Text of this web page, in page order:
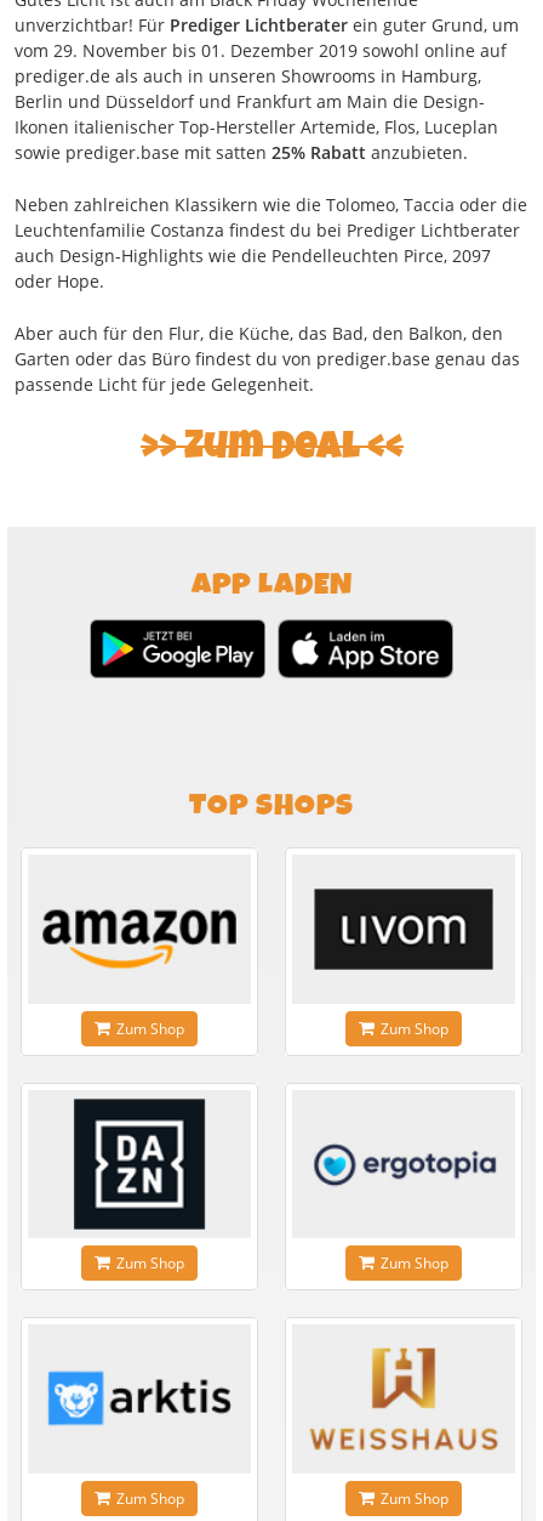
unverzichtbar! Für Prediger Lichtberater ein guter Grund, um
vom 29. November bis 01. Dezember 2019 sowohl online auf
prediger.de als auch in unseren Showrooms in Hamburg,
Berlin und Düsseldorf und Frankfurt am Main die Design-
Ikonen italienischer Top-Hersteller Artemide, Flos, Luceplan
sowie prediger.base mit satten 25% Rabatt anzubieten.
Neben zahlreichen Klassikern wie die Tolomeo, Taccia oder die
Leuchtenfamilie Costanza findest du bei Prediger Lichtberater
auch Design-Highlights wie die Pendelleuchten Pirce, 2097
oder Hope.
Aber auch für den Flur, die Küche, das Bad, den Balkon, den
Garten oder das Büro findest du von prediger.base genau das
passende Licht für jede Gelegenheit.
Zum Deal
APP LADEN
TOP SHOPS
Zum Shop Zum Shop
Zum Shop Zum Shop
Zum Shop Zum Shop